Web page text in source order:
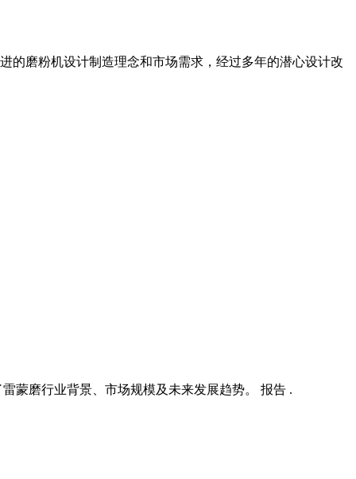
的磨粉机设计制造理念和市场需求，经过多年的潜心设计改
蒙磨行业背景、市场规模及未来发展趋势。 报告 .